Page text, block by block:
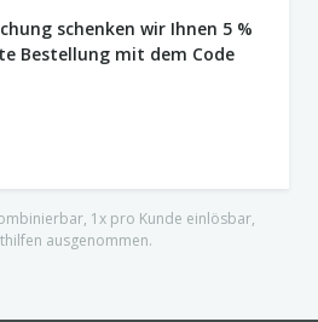
schenken wir Ihnen 5 %
Bestellung mit dem Code
1x pro Kunde einlösbar,
ausgenommen.